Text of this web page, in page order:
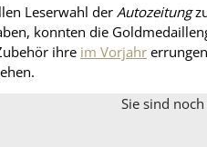
Leserwahl der Autozeitung
konnten die
ihre im Vorjahr
Sie sind